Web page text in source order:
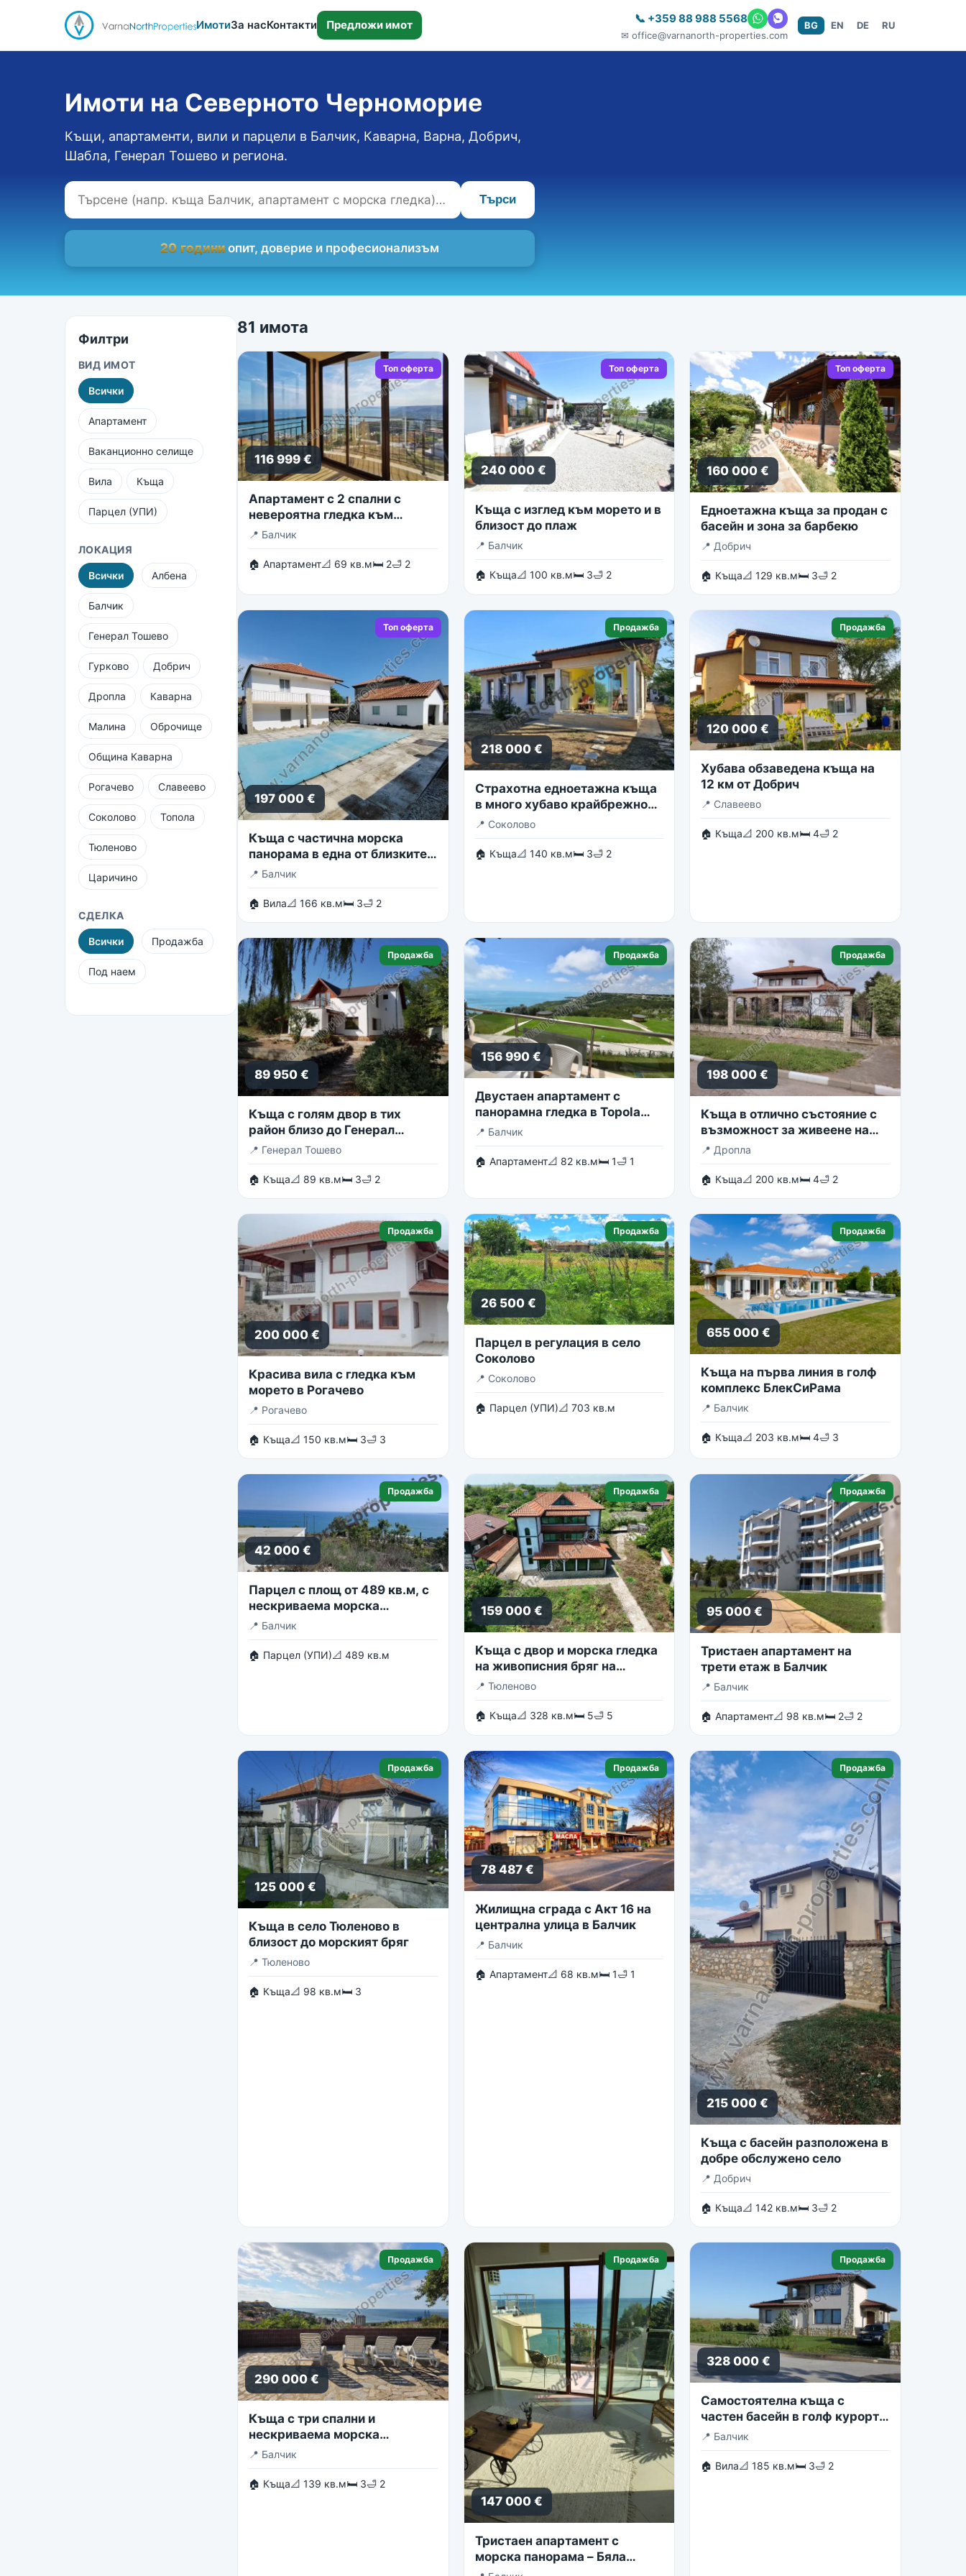
BG EN DE RU
ИмотиЗа насКонтакти Предложи имот 📞 +359 88 988 5568
✉ office@varnanorth-properties.com
Имоти на Северното Черноморие
Къщи, апартаменти, вили и парцели в Балчик, Каварна, Варна, Добрич,
Шабла, Генерал Тошево и региона.
Търси
20 години опит, доверие и професионализъм
Филтри
ВИД ИМОТ
Всички
Апартамент
Ваканционно селище
Вила Къща
Парцел (УПИ)
ЛОКАЦИЯ
Всички Албена
Балчик
Генерал Тошево
Гурково Добрич
Дропла Каварна
Малина Оброчище
Община Каварна
Рогачево Славеево
Соколово Топола
Тюленово
Царичино
СДЕЛКА
Всички Продажба
Под наем
81 имота
Топ оферта
116 999 €
Апартамент с 2 спални с
невероятна гледка към
безкрайното море
📍 Балчик
🏠 Апартамент📐 69 кв.м🛏 2🛁 2
Топ оферта
240 000 €
Къща с изглед към морето и в
близост до плаж
📍 Балчик
🏠 Къща📐 100 кв.м🛏 3🛁 2
Топ оферта
160 000 €
Едноетажна къща за продан с
басейн и зона за барбекю
📍 Добрич
🏠 Къща📐 129 кв.м🛏 3🛁 2
Топ оферта
197 000 €
Къща с частична морска
панорама в една от близките
вилни зони в гр. Балчик
📍 Балчик
🏠 Вила📐 166 кв.м🛏 3🛁 2
Продажба
218 000 €
Страхотна едноетажна къща
в много хубаво крайбрежно
село
📍 Соколово
🏠 Къща📐 140 кв.м🛏 3🛁 2
Продажба
120 000 €
Хубава обзаведена къща на
12 км от Добрич
📍 Славеево
🏠 Къща📐 200 кв.м🛏 4🛁 2
Продажба
89 950 €
Къща с голям двор в тих
район близо до Генерал
Тошево
📍 Генерал Тошево
🏠 Къща📐 89 кв.м🛏 3🛁 2
Продажба
156 990 €
Двустаен апартамент с
панорамна гледка в Topola
Skies
📍 Балчик
🏠 Апартамент📐 82 кв.м🛏 1🛁 1
Продажба
198 000 €
Къща в отлично състояние с
възможност за живеене на
две семейства
📍 Дропла
🏠 Къща📐 200 кв.м🛏 4🛁 2
Продажба
200 000 €
Красива вила с гледка към
морето в Рогачево
📍 Рогачево
🏠 Къща📐 150 кв.м🛏 3🛁 3
Продажба
26 500 €
Парцел в регулация в село
Соколово
📍 Соколово
🏠 Парцел (УПИ)📐 703 кв.м
Продажба
655 000 €
Къща на първа линия в голф
комплекс БлекСиРама
📍 Балчик
🏠 Къща📐 203 кв.м🛏 4🛁 3
Продажба
42 000 €
Парцел с площ от 489 кв.м, с
нескриваема морска
панорама
📍 Балчик
🏠 Парцел (УПИ)📐 489 кв.м
Продажба
159 000 €
Kъща с двор и морска гледка
на живописния бряг на
Тюленово
📍 Тюленово
🏠 Къща📐 328 кв.м🛏 5🛁 5
Продажба
95 000 €
Тристаен апартамент на
трети етаж в Балчик
📍 Балчик
🏠 Апартамент📐 98 кв.м🛏 2🛁 2
Продажба
125 000 €
Къща в село Тюленово в
близост до морският бряг
📍 Тюленово
🏠 Къща📐 98 кв.м🛏 3
Продажба
78 487 €
Жилищна сграда с Акт 16 на
централна улица в Балчик
📍 Балчик
🏠 Апартамент📐 68 кв.м🛏 1🛁 1
Продажба
215 000 €
Къща с басейн разположена в
добре обслужено село
📍 Добрич
🏠 Къща📐 142 кв.м🛏 3🛁 2
Продажба
290 000 €
Къща с три спални и
нескриваема морска
панорама
📍 Балчик
🏠 Къща📐 139 кв.м🛏 3🛁 2
Продажба
147 000 €
Тристаен апартамент с
морска панорама – Бяла
Лагуна, комплекс Golf Coast
Продажба
328 000 €
Самостоятелна къща с
частен басейн в голф курорта
Блексирама
📍 Балчик
🏠 Вила📐 185 кв.м🛏 3🛁 2